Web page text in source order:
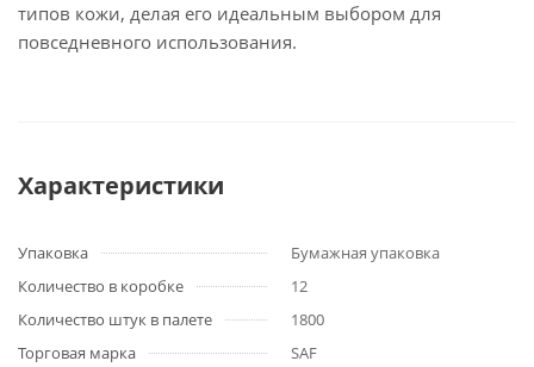
типов кожи, делая его идеальным выбором для
повседневного использования.
Характеристики
Упаковка
Бумажная упаковка
Количество в коробке
12
Количество штук в палете
1800
Торговая марка
SAF